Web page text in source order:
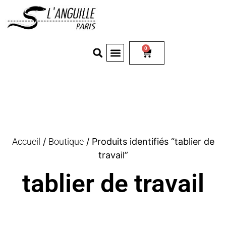
0
Accueil / Boutique/ Produits identifiés “tablier de
travail”
tablier de travail